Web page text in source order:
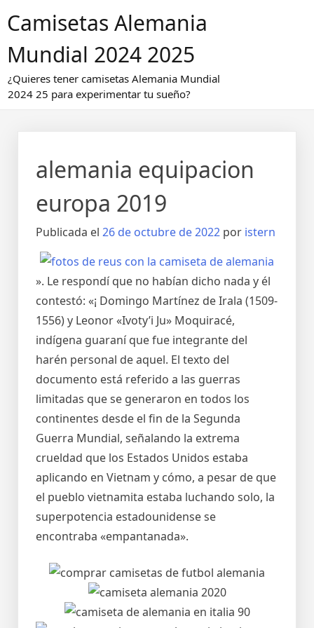
alCamisetas Alemania
Mundial 2024 2025
¿Quieres tener camisetas Alemania Mundial
2024 25 para experimentar tu sueño?
alemania equipacion
europa 2019
Publicada el 26 de octubre de 2022 por istern
». Le respondí que no habían dicho nada y él
contestó: «¡ Domingo Martínez de Irala (1509-
1556) y Leonor «Ivoty’i Ju» Moquiracé,
indígena guaraní que fue integrante del
harén personal de aquel. El texto del
documento está referido a las guerras
limitadas que se generaron en todos los
continentes desde el fin de la Segunda
Guerra Mundial, señalando la extrema
crueldad que los Estados Unidos estaba
aplicando en Vietnam y cómo, a pesar de que
el pueblo vietnamita estaba luchando solo, la
superpotencia estadounidense se
encontraba «empantanada».